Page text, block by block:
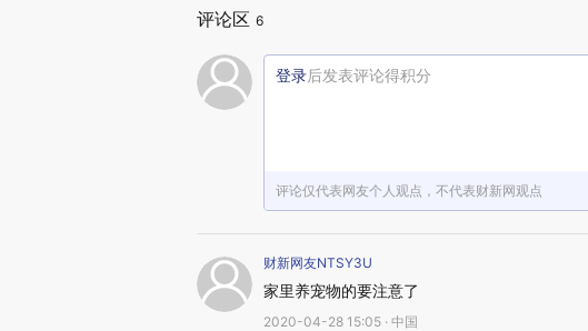
评论区 6
登录后发表评论得积分
评论仅代表网友个人观点，不代表财新网观点
财新网友NTSY3U
家里养宠物的要注意了
2020-04-28 15:05 · 中国